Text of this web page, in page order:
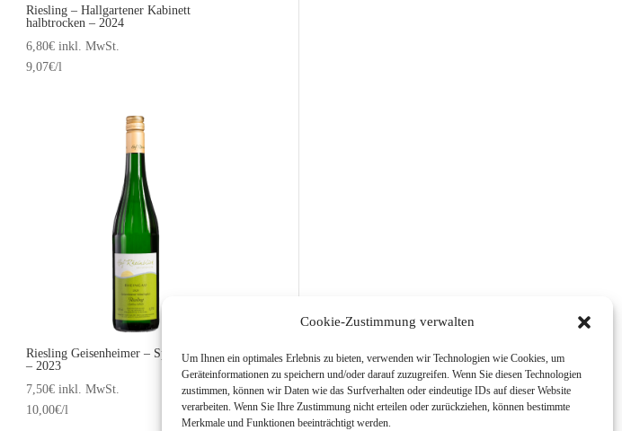
Cookie-Zustimmung verwalten
Um Ihnen ein optimales Erlebnis zu bieten, verwenden wir Technologien wie Cookies, um
Geräteinformationen zu speichern und/oder darauf zuzugreifen. Wenn Sie diesen Technologien
zustimmen, können wir Daten wie das Surfverhalten oder eindeutige IDs auf dieser Website
verarbeiten. Wenn Sie Ihre Zustimmung nicht erteilen oder zurückziehen, können bestimmte
Merkmale und Funktionen beeinträchtigt werden.
Riesling – Hallgartener Kabinett
halbtrocken – 2024
6,80€ inkl. MwSt.
9,07€/l
Riesling Geisenheimer – Spätlese lieblich
– 2023
7,50€ inkl. MwSt.
10,00€/l